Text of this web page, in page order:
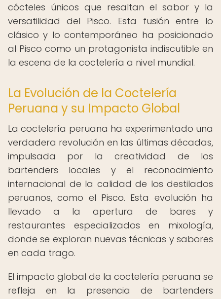
cócteles únicos que resaltan el sabor y la
versatilidad del Pisco. Esta fusión entre lo
clásico y lo contemporáneo ha posicionado
al Pisco como un protagonista indiscutible en
la escena de la coctelería a nivel mundial.
La Evolución de la Coctelería
Peruana y su Impacto Global
La coctelería peruana ha experimentado una
verdadera revolución en las últimas décadas,
impulsada por la creatividad de los
bartenders locales y el reconocimiento
internacional de la calidad de los destilados
peruanos, como el Pisco. Esta evolución ha
llevado a la apertura de bares y
restaurantes especializados en mixología,
donde se exploran nuevas técnicas y sabores
en cada trago.
El impacto global de la coctelería peruana se
refleja en la presencia de bartenders